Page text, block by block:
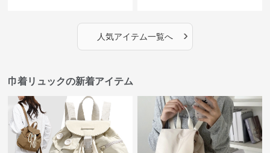
人気アイテム一覧へ ›
巾着リュックの新着アイテム